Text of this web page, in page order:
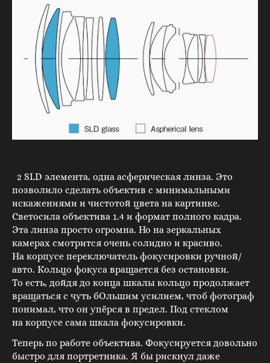
2 SLD элемента, одна асферическая линза. Это
позволило сделать объектив с минимальными
искажениями и чистотой цвета на картинке.
Светосила объектива 1.4 и формат полного кадра.
Эта линза просто огромна. Но на зеркальных
камерах смотрится очень солидно и красиво.
На корпусе переключатель фокусировки ручной/
авто. Кольцо фокуса вращается без остановки.
То есть, дойдя до конца шкалы кольцо продолжает
вращаться с чуть бОльшим усилием, чтоб фотограф
понимал, что он упёрся в предел. Под стеклом
на корпусе сама шкала фокусировки.
Теперь по работе объектива. Фокусируется довольно
быстро для портретника. Я бы рискнул даже